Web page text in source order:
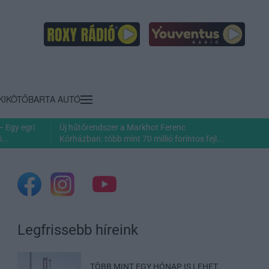
BARTA AUTÓ
Egy egri
Új hűtőrendszer a Markhot Ferenc
Kórházban: több mint 70 millió forintos fejl...
Legfrissebb híreink
TÖBB MINT EGY HÓNAP IS LEHET,